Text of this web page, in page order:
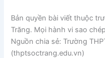
Bản quyền bài viết thuộc
Trăng. Mọi hành vi sao
Nguồn chia sẻ: Trường
(thptsoctrang.edu.vn)